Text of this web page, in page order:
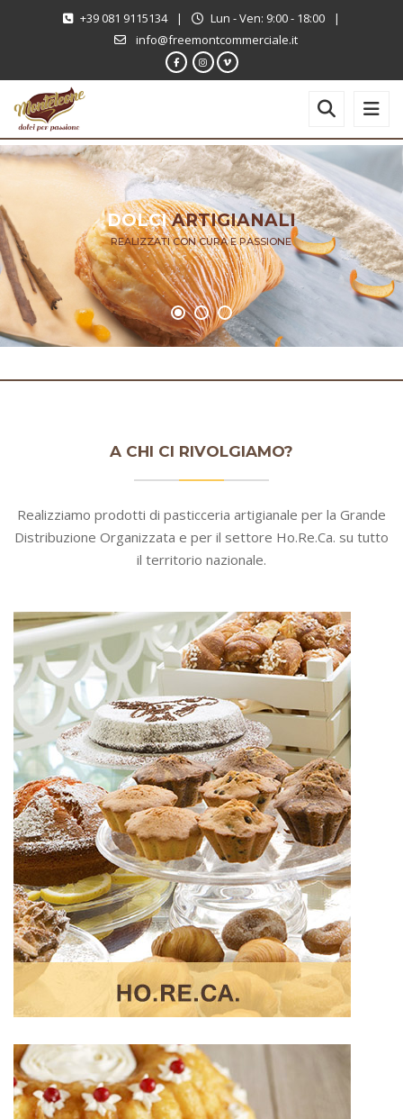
+39 081 9115134 | Lun - Ven: 9:00 - 18:00
|
info@freemontcommerciale.it
DOLCIARTIGIANALI
REALIZZATI CON CURA E PASSIONE
A CHI CI RIVOLGIAMO?
Realizziamo prodotti di pasticceria artigianale per la Grande
Distribuzione Organizzata e per il settore Ho.Re.Ca. su tutto
il territorio nazionale.